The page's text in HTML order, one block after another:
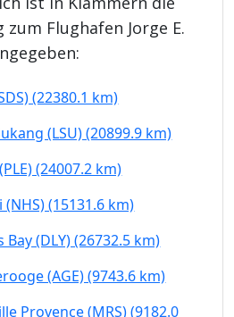
Flughafen Jorge E.
(22380.1 km)
(LSU) (20899.9 km)
(24007.2 km)
(15131.6 km)
Bay (DLY) (26732.5 km)
(AGE) (9743.6 km)
Provence (MRS) (9182.0